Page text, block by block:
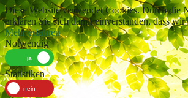
Diese Website verwendet Cookies. Durch die
erklären Sie sich damit einverstanden, dass wir
Mehr erfahren
Notwendig
Statistiken